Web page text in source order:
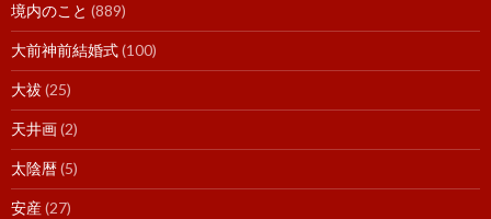
境内のこと (889)
大前神前結婚式(100)
大祓(25)
天井画(2)
太陰暦(5)
安産(27)